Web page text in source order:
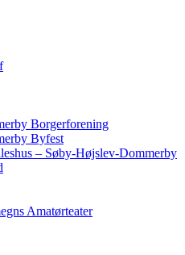
Borgerforening
Byfest
– Søby-Højslev-Dommerby
Amatørteater